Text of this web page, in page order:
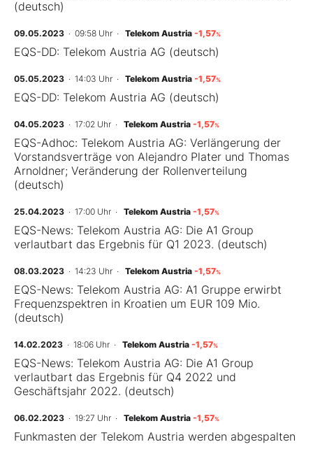
(deutsch)
09.05.2023 · 09:58 Uhr · Telekom Austria -1,57%
EQS-DD: Telekom Austria AG (deutsch)
05.05.2023 · 14:03 Uhr · Telekom Austria -1,57%
EQS-DD: Telekom Austria AG (deutsch)
04.05.2023 · 17:02 Uhr · Telekom Austria -1,57%
EQS-Adhoc: Telekom Austria AG: Verlängerung der
Vorstandsverträge von Alejandro Plater und Thomas
Arnoldner; Veränderung der Rollenverteilung
(deutsch)
25.04.2023 · 17:00 Uhr · Telekom Austria -1,57%
EQS-News: Telekom Austria AG: Die A1 Group
verlautbart das Ergebnis für Q1 2023. (deutsch)
08.03.2023 · 14:23 Uhr · Telekom Austria -1,57%
EQS-News: Telekom Austria AG: A1 Gruppe erwirbt
Frequenzspektren in Kroatien um EUR 109 Mio.
(deutsch)
14.02.2023 · 18:06 Uhr · Telekom Austria -1,57%
EQS-News: Telekom Austria AG: Die A1 Group
verlautbart das Ergebnis für Q4 2022 und
Geschäftsjahr 2022. (deutsch)
06.02.2023 · 19:27 Uhr · Telekom Austria -1,57%
Funkmasten der Telekom Austria werden abgespalten